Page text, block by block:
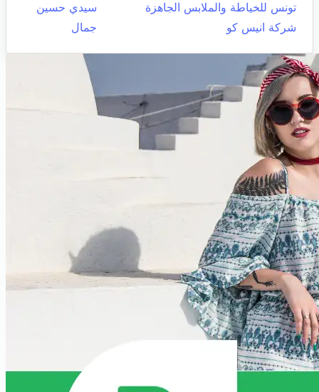
تونس للخياطة والملابس الجاهزة
سيدي حسين
شركة انيس كو
جمال